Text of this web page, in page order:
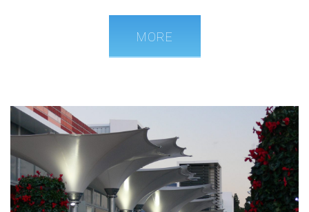
cartera correspondiente, yno perder el control del estado
en todos los aspectos sensibles de las mismas.
MORE